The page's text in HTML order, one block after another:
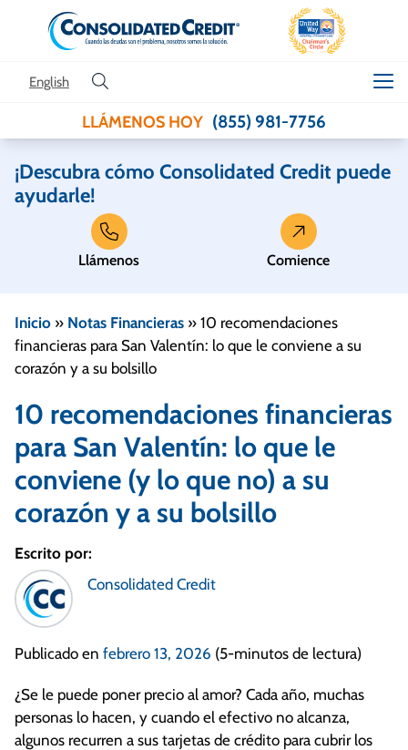
Skip to content
English
LLÁMENOS HOY (855) 981-7756
¡Descubra cómo Consolidated Credit puede
ayudarle!
Llámenos Comience
Inicio » Notas Financieras » 10 recomendaciones
financieras para San Valentín: lo que le conviene a su
corazón y a su bolsillo
10 recomendaciones financieras
para San Valentín: lo que le
conviene (y lo que no) a su
corazón y a su bolsillo
Escrito por:
Consolidated Credit
Publicado en febrero 13, 2026 (5-minutos de lectura)
¿Se le puede poner precio al amor? Cada año, muchas
personas lo hacen, y cuando el efectivo no alcanza,
algunos recurren a sus tarjetas de crédito para cubrir los